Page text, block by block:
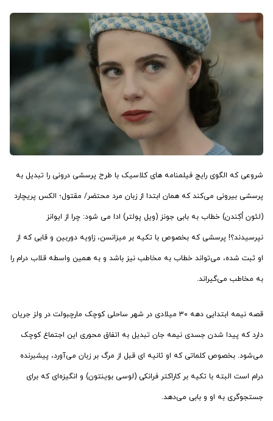
شروعی که الگوی رایج فیلمنامه های کلاسیک با طرح پرسشی درونی را تبدیل به
پرسشی بیرونی می‌کند که همان ابتدا از زبان مرد محتضر/ مقتول؛ الکس پریچارد
(لئون اُکِندن) خطاب به بابی جونز (ویل پولتر) ادا می شود: چرا از ایوانز
نپرسیدند؟! پرسشی که بخصوص با تکیه بر میزانسن، زاویه دوربین و قابی که از
او ثبت شده، می‌تواند خطاب به مخاطب نیز باشد و به همین واسطه قلاب درام را
به مخاطب می‌گیراند.
قصه نیمه ابتدایی دهه ۳۰ میلادی در شهر ساحلی کوچک مارچبولت در ولز جریان
دارد که پیدا شدن جسدی نیمه جان تبدیل به اتفاق محوری این اجتماع کوچک
می‌شود. بخصوص کلماتی که او ثانیه ای قبل از مرگ بر زبان می‌آورد، پیشبرنده
درام است البته با تکیه بر کاراکتر فرانکی (لوسی بوینتون) و انگیزه‌ای که برای
جستجوگری به او و بابی می‌دهد.